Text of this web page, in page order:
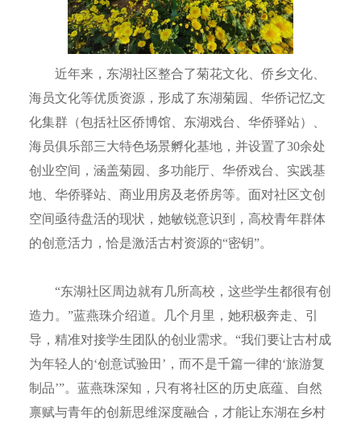
近年来，东湖社区整合了菊花文化、侨乡文化、
海员文化等优质资源，形成了东湖菊园、华侨记忆文
化集群（包括社区侨博馆、东湖戏台、华侨驿站）、
海员俱乐部三大特色场景孵化基地，并设置了30余处
创业空间，涵盖菊园、多功能厅、华侨戏台、实践基
地、华侨驿站、商业用房及老侨房等。面对社区文创
空间亟待盘活的现状，她敏锐意识到，高校青年群体
的创意活力，恰是激活古村资源的“密钥”。
“东湖社区周边就有几所高校，这些学生都很有创
造力。”蓝燕珠介绍道。几个月里，她积极奔走、引
导，精准对接学生团队的创业需求。“我们要让古村成
为年轻人的‘创意试验田’，而不是千篇一律的‘旅游复
制品’”。蓝燕珠深知，只有将社区的历史底蕴、自然
禀赋与青年的创新思维深度融合，才能让东湖在乡村